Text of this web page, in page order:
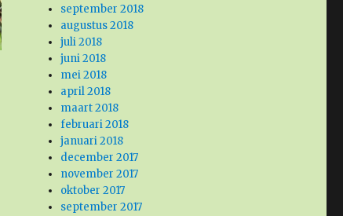
september 2018
augustus 2018
juli 2018
juni 2018
mei 2018
april 2018
maart 2018
februari 2018
januari 2018
december 2017
november 2017
oktober 2017
september 2017